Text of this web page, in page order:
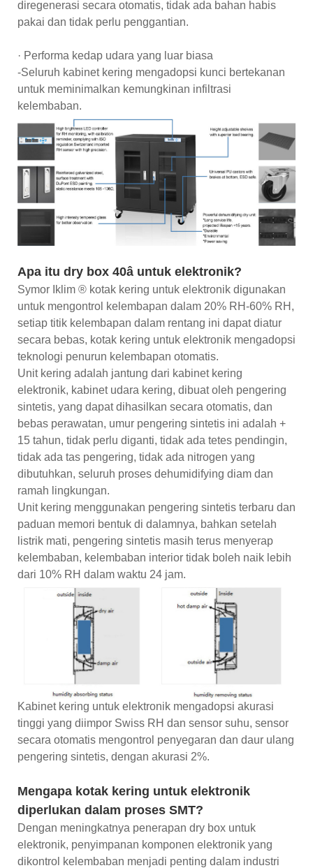
diregenerasi secara otomatis, tidak ada bahan habis
pakai dan tidak perlu penggantian.
· Performa kedap udara yang luar biasa
-Seluruh kabinet kering mengadopsi kunci bertekanan
untuk meminimalkan kemungkinan infiltrasi
kelembaban.
Apa itu dry box 40â untuk elektronik?
Symor Iklim ® kotak kering untuk elektronik digunakan
untuk mengontrol kelembapan dalam 20% RH-60% RH,
setiap titik kelembapan dalam rentang ini dapat diatur
secara bebas, kotak kering untuk elektronik mengadopsi
teknologi penurun kelembapan otomatis.
Unit kering adalah jantung dari kabinet kering
elektronik, kabinet udara kering, dibuat oleh pengering
sintetis, yang dapat dihasilkan secara otomatis, dan
bebas perawatan, umur pengering sintetis ini adalah +
15 tahun, tidak perlu diganti, tidak ada tetes pendingin,
tidak ada tas pengering, tidak ada nitrogen yang
dibutuhkan, seluruh proses dehumidifying diam dan
ramah lingkungan.
Unit kering menggunakan pengering sintetis terbaru dan
paduan memori bentuk di dalamnya, bahkan setelah
listrik mati, pengering sintetis masih terus menyerap
kelembaban, kelembaban interior tidak boleh naik lebih
dari 10% RH dalam waktu 24 jam.
Kabinet kering untuk elektronik mengadopsi akurasi
tinggi yang diimpor Swiss RH dan sensor suhu, sensor
secara otomatis mengontrol penyegaran dan daur ulang
pengering sintetis, dengan akurasi 2%.
Mengapa kotak kering untuk elektronik
diperlukan dalam proses SMT?
Dengan meningkatnya penerapan dry box untuk
elektronik, penyimpanan komponen elektronik yang
dikontrol kelembaban menjadi penting dalam industri